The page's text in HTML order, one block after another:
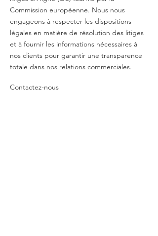
Commission européenne. Nous nous
engageons à respecter les dispositions
légales en matière de résolution des litiges
et à fournir les informations nécessaires à
nos clients pour garantir une transparence
totale dans nos relations commerciales.
Contactez-nous